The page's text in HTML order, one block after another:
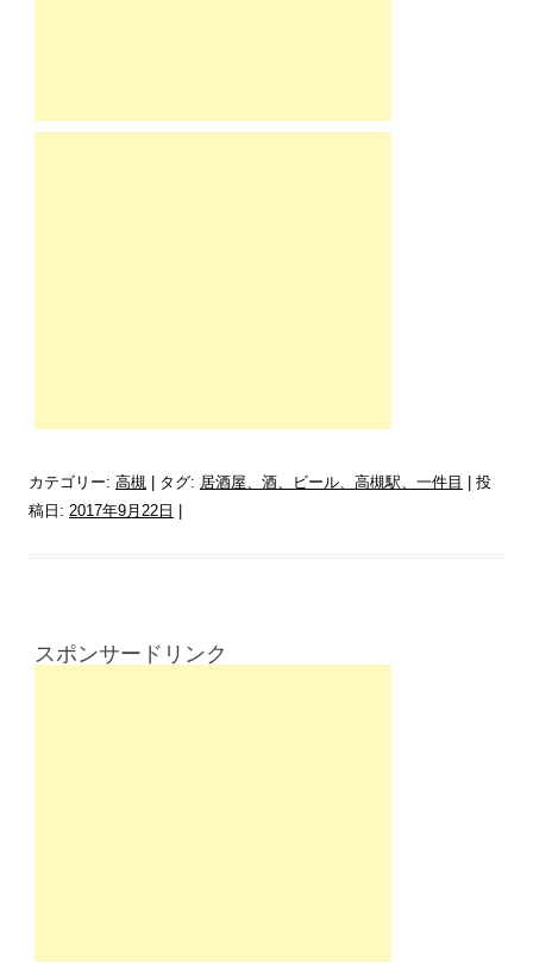
カテゴリー: 高槻 | タグ: 居酒屋、酒、ビール、高槻駅、一件目
| 投
稿日: 2017年9月22日
スポンサードリンク